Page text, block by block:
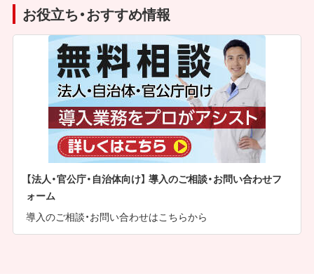
お役立ち・おすすめ情報
【法人・官公庁・自治体向け】 導入のご相談・お問い合わせフ
ォーム
導入のご相談・お問い合わせはこちらから